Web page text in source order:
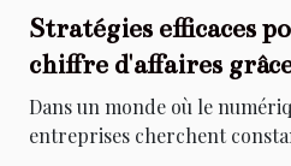
Stratégies efficaces
chiffre d'affaires
digital
Dans un monde où le
entreprises cherchent